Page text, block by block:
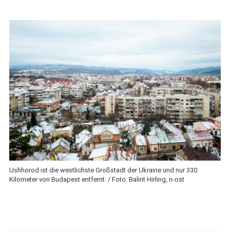
Ushhorod ist die westlichste Großstadt der Ukraine und nur 330
Kilometer von Budapest entfernt. / Foto: Balint Hirling, n-ost